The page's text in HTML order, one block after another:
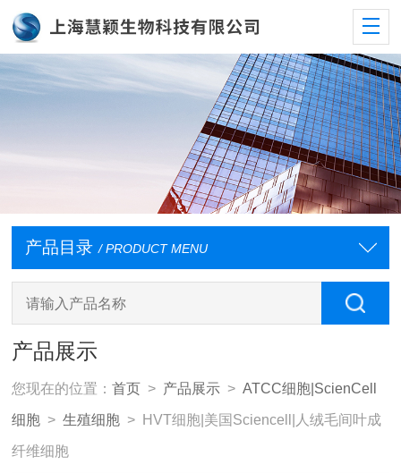
产品目录 / PRODUCT MENU
产品展示
您现在的位置：首页 > 产品展示 >ATCC细胞|ScienCell
细胞 >生殖细胞 > HVT细胞|美国Sciencell|人绒毛间叶成
纤维细胞